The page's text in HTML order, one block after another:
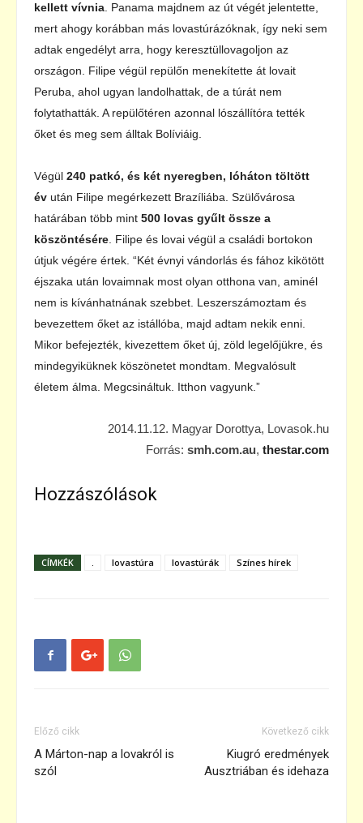
kellett vívnia . Panama majdnem az út végét jelentette,
mert ahogy korábban más lovastúrázóknak, így neki sem
adtak engedélyt arra, hogy keresztüllovagoljon az
országon. Filipe végül repülőn menekítette át lovait
Peruba, ahol ugyan landolhattak, de a túrát nem
folytathatták. A repülőtéren azonnal lószállítóra tették
őket és meg sem álltak Bolíviáig.
Végül 240 patkó, és két nyeregben, lóháton töltött
év után Filipe megérkezett Brazíliába. Szülővárosa
határában több mint 500 lovas gyűlt össze a
köszöntésére . Filipe és lovai végül a családi bortokon
útjuk végére értek. “Két évnyi vándorlás és fához kikötött
éjszaka után lovaimnak most olyan otthona van, aminél
nem is kívánhatnának szebbet. Leszerszámoztam és
bevezettem őket az istállóba, majd adtam nekik enni.
Mikor befejezték, kivezettem őket új, zöld legelőjükre, és
mindegyiküknek köszönetet mondtam. Megvalósult
életem álma. Megcsináltuk. Itthon vagyunk.”
2014.11.12. Magyar Dorottya, Lovasok.hu
Forrás: smh.com.au, thestar.com
Hozzászólások
CÍMKÉK . lovastúra lovastúrák Színes hírek
Előző cikk
A Márton-nap a lovakról is
szól
Következő cikk
Kiugró eredmények
Ausztriában és idehaza